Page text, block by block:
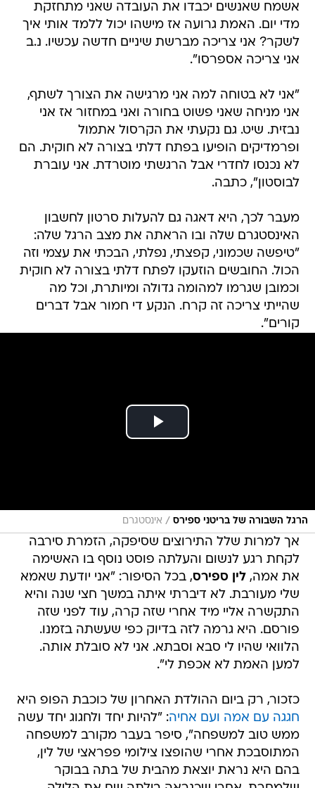
אשמח שאנשים יכבדו את העובדה שאני מתחזקת
מדי יום. האמת גרועה אז מישהו יכול ללמד אותי איך
לשקר? אני צריכה מברשת שיניים חדשה עכשיו. נ.ב
אני צריכה אספרסו".
"אני לא בטוחה למה אני מרגישה את הצורך לשתף,
אני מניחה שאני פשוט בחורה ואני במחזור אז אני
נבזית. שיט. גם נקעתי את הקרסול אתמול
ופרמדיקים הופיעו בפתח דלתי בצורה לא חוקית. הם
לא נכנסו לחדרי אבל הרגשתי מוטרדת. אני עוברת
לבוסטון", כתבה.
מעבר לכך, היא דאגה גם להעלות סרטון לחשבון
האינסטגרם שלה ובו הראתה את מצב הרגל שלה:
"טיפשה שכמוני, קפצתי, נפלתי, הבכתי את עצמי וזה
הכול. החובשים הוזעקו לפתח דלתי בצורה לא חוקית
וכמובן שגרמו למהומה גדולה ומיותרת, וכל מה
שהייתי צריכה זה קרח. הנקע די חמור אבל דברים
קורים".
הרגל השבורה של בריטני ספירס / אינסטגרם
אך למרות שלל התירוצים שסיפקה, הזמרת סירבה
לקחת רגע לנשום והעלתה פוסט נוסף בו האשימה
את אמה,לין ספירס, בכל הסיפור: "אני יודעת שאמא
שלי מעורבת. לא דיברתי איתה במשך חצי שנה והיא
התקשרה אליי מיד אחרי שזה קרה, עוד לפני שזה
פורסם. היא גרמה לזה בדיוק כפי שעשתה בזמנו.
הלוואי שהיו לי סבא וסבתא. אני לא סובלת אותה.
למען האמת לא אכפת לי".
כזכור, רק ביום ההולדת האחרון של כוכבת הפופ היא
חגגה עם אמה ועם אחיה: "להיות יחד ולחגוג יחד עשה
ממש טוב למשפחה", סיפר בעבר מקורב למשפחה
המתוסבכת אחרי שהופצו צילומי פפראצי של לין,
בהם היא נראת יוצאת מהבית של בתה בבוקר